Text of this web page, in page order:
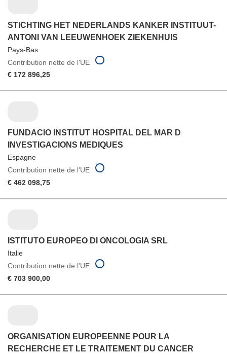
STICHTING HET NEDERLANDS KANKER INSTITUUT-
ANTONI VAN LEEUWENHOEK ZIEKENHUIS
Pays-Bas
Contribution nette de l'UE
€ 172 896,25
FUNDACIO INSTITUT HOSPITAL DEL MAR D
INVESTIGACIONS MEDIQUES
Espagne
Contribution nette de l'UE
€ 462 098,75
ISTITUTO EUROPEO DI ONCOLOGIA SRL
Italie
Contribution nette de l'UE
€ 703 900,00
ORGANISATION EUROPEENNE POUR LA
RECHERCHE ET LE TRAITEMENT DU CANCER